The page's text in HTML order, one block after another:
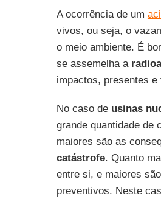
A ocorrência de um
vivos, ou seja, o
o meio ambiente. É
se assemelha a
impactos, presentes e
No caso de usinas
grande quantidade de
maiores são as
catástrofe. Quanto
entre si, e maiores
preventivos. Neste